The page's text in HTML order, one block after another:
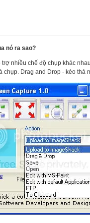
nó ra sao?
nhiều chế độ chụp khác
chụp. Drag and Drop - kéo thả